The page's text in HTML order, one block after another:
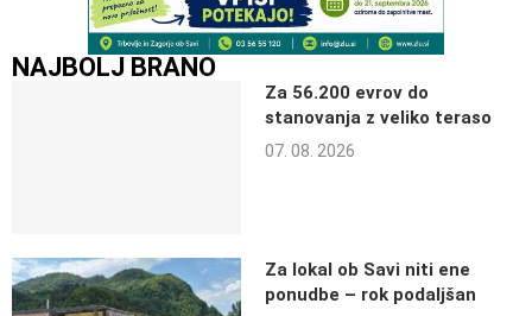
NAJBOLJ BRANO
Za 56.200 evrov do
stanovanja z veliko teraso
07. 08. 2026
Za lokal ob Savi niti ene
ponudbe – rok podaljšan